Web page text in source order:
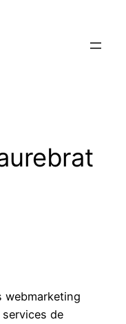
webmarketing
services de